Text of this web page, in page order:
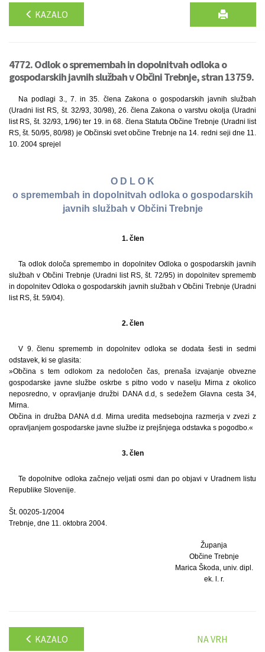
KAZALO
4772. Odlok o spremembah in dopolnitvah odloka o
gospodarskih javnih službah v Občini Trebnje, stran 13759.
Na podlagi 3., 7. in 35. člena Zakona o gospodarskih javnih službah
(Uradni list RS, št. 32/93, 30/98), 26. člena Zakona o varstvu okolja (Uradni
list RS, št. 32/93, 1/96) ter 19. in 68. člena Statuta Občine Trebnje (Uradni list
RS, št. 50/95, 80/98) je Občinski svet občine Trebnje na 14. redni seji dne 11.
10. 2004 sprejel
O D L O K
o spremembah in dopolnitvah odloka o gospodarskih
javnih službah v Občini Trebnje
1. člen
Ta odlok določa spremembo in dopolnitev Odloka o gospodarskih javnih
službah v Občini Trebnje (Uradni list RS, št. 72/95) in dopolnitev sprememb
in dopolnitev Odloka o gospodarskih javnih službah v Občini Trebnje (Uradni
list RS, št. 59/04).
2. člen
V 9. členu sprememb in dopolnitev odloka se dodata šesti in sedmi
odstavek, ki se glasita:
»Občina s tem odlokom za nedoločen čas, prenaša izvajanje obvezne
gospodarske javne službe oskrbe s pitno vodo v naselju Mirna z okolico
neposredno, v opravljanje družbi DANA d.d, s sedežem Glavna cesta 34,
Mirna.
Občina in družba DANA d.d. Mirna uredita medsebojna razmerja v zvezi z
opravljanjem gospodarske javne službe iz prejšnjega odstavka s pogodbo.«
3. člen
Te dopolnitve odloka začnejo veljati osmi dan po objavi v Uradnem listu
Republike Slovenije.
Št. 00205-1/2004
Trebnje, dne 11. oktobra 2004.
Županja
Občine Trebnje
Marica Škoda, univ. dipl.
ek. l. r.
KAZALO NA VRH